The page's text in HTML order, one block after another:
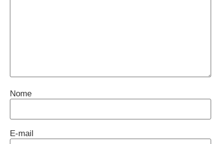
Nome
E-mail